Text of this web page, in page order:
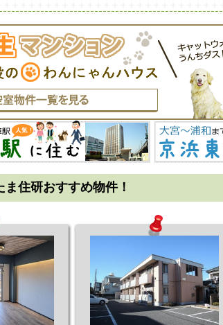
住研おすすめ物件！